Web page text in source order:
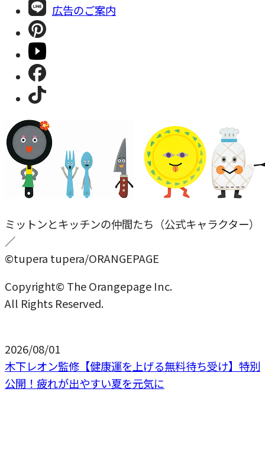
広告のご案内
ミットンとキッチンの仲間たち（公式キャラクター）
／
©tupera tupera/ORANGEPAGE
Copyright© The Orangepage Inc.
All Rights Reserved.
2026/08/01
木下レオン監修【健康運を上げる無料待ち受け】特別
公開！疲れが出やすい夏を元気に